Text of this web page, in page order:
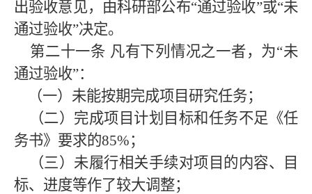
出验收意见，由科研部公布“通过验收”或“未
通过验收”决定。
第二十一条 凡有下列情况之一者，为“未
通过验收”：
（一）未能按期完成项目研究任务；
（二）完成项目计划目标和任务不足《任
务书》要求的85%；
（三）未履行相关手续对项目的内容、目
标、进度等作了较大调整；